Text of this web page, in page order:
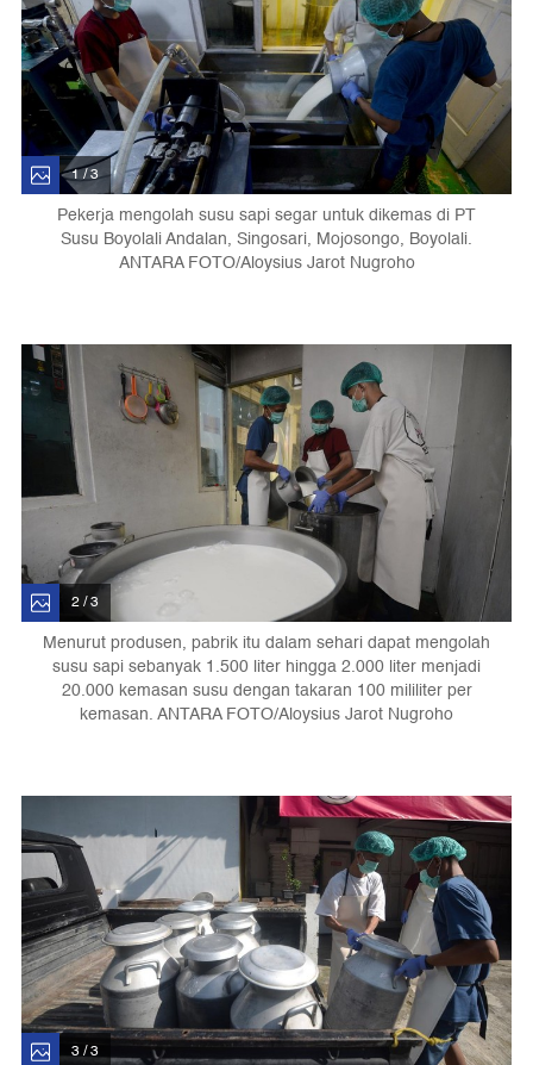
1 / 3
Pekerja mengolah susu sapi segar untuk dikemas di PT
Susu Boyolali Andalan, Singosari, Mojosongo, Boyolali.
ANTARA FOTO/Aloysius Jarot Nugroho
2 / 3
Menurut produsen, pabrik itu dalam sehari dapat mengolah
susu sapi sebanyak 1.500 liter hingga 2.000 liter menjadi
20.000 kemasan susu dengan takaran 100 mililiter per
kemasan. ANTARA FOTO/Aloysius Jarot Nugroho
3 / 3